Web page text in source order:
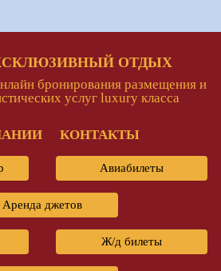
ОТДЫХ
бронирования размещения и
услуг luxury класса
КОНТАКТЫ
Авиабилеты
Аренда джетов
Ж/д билеты